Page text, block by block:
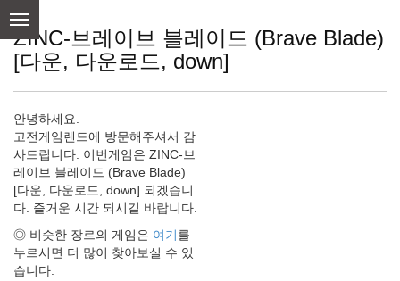
content
ZINC-브레이브 블레이드 (Brave Blade)
[다운, 다운로드, down]
안녕하세요.
고전게임랜드에 방문해주셔서 감
사드립니다. 이번게임은 ZINC-브
레이브 블레이드 (Brave Blade)
[다운, 다운로드, down] 되겠습니
다. 즐거운 시간 되시길 바랍니다.
◎ 비슷한 장르의 게임은 여기를
누르시면 더 많이 찾아보실 수 있
습니다.